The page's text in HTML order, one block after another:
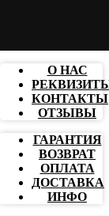
О НАС
КОНТАКТЫ
ОТЗЫВЫ
ГАРАНТИЯ
ВОЗВРАТ
ОПЛАТА
ДОСТАВКА
ИНФО